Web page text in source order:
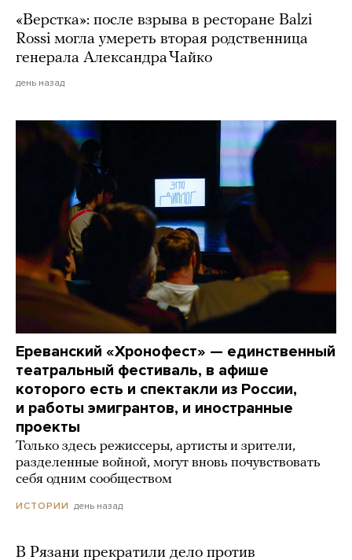
«Верстка»: после взрыва в ресторане Balzi
Rossi могла умереть вторая родственница
генерала Александра Чайко
день назад
Ереванский «Хронофест» — единственный
театральный фестиваль, в афише
которого есть и спектакли из России,
и работы эмигрантов, и иностранные
проекты
Только здесь режиссеры, артисты и зрители,
разделенные войной, могут вновь почувствовать
себя одним сообществом
ИСТОРИИ день назад
В Рязани прекратили дело против